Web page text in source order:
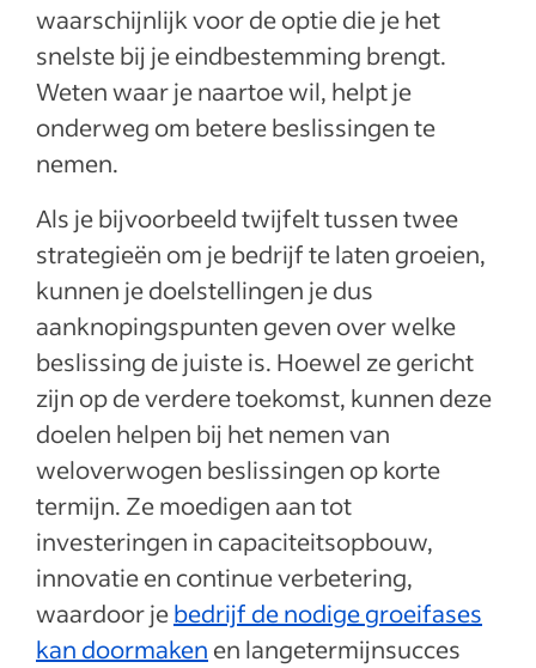
waarschijnlijk voor de optie die je het
snelste bij je eindbestemming brengt.
Weten waar je naartoe wil, helpt je
onderweg om betere beslissingen te
nemen.
Als je bijvoorbeeld twijfelt tussen twee
strategieën om je bedrijf te laten groeien,
kunnen je doelstellingen je dus
aanknopingspunten geven over welke
beslissing de juiste is. Hoewel ze gericht
zijn op de verdere toekomst, kunnen deze
doelen helpen bij het nemen van
weloverwogen beslissingen op korte
termijn. Ze moedigen aan tot
investeringen in capaciteitsopbouw,
innovatie en continue verbetering,
waardoor jebedrijf de nodige groeifases
kan doormaken en langetermijnsucces